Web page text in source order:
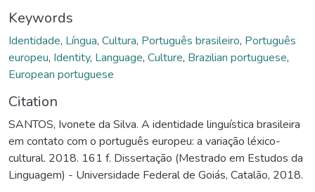
Keywords
Identidade, Língua, Cultura, Português brasileiro, Português
europeu, Identity, Language, Culture, Brazilian portuguese,
European portuguese
Citation
SANTOS, Ivonete da Silva. A identidade linguística brasileira
em contato com o português europeu: a variação léxico-
cultural. 2018. 161 f. Dissertação (Mestrado em Estudos da
Linguagem) - Universidade Federal de Goiás, Catalão, 2018.